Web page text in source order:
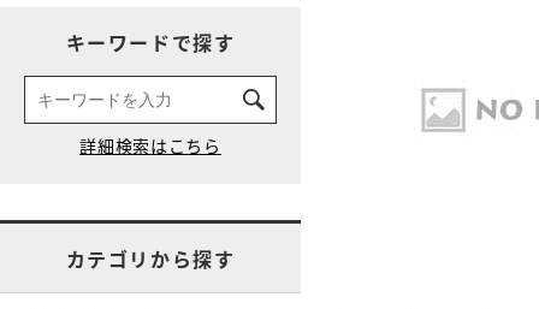
キーワードで探す
カテゴリから探す